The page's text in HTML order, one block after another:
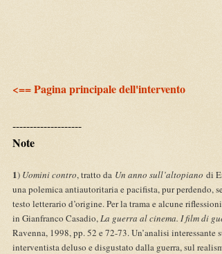
<== Pagina principale dell'intervento
--------------------
Note
1) Uomini contro, tratto da Un anno sull’altopiano di
una polemica antiautoritaria e pacifista, pur
testo letterario d’origine. Per la trama e alcune
in Gianfranco Casadio,La guerra al cinema. I film di
Ravenna, 1998, pp. 52 e 72-73. Un’analisi
interventista deluso e disgustato dalla guerra, sul